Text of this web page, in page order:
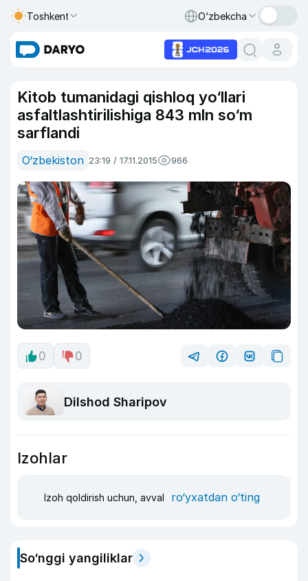
Toshkent O‘zbekcha
Kitob tumanidagi qishloq yo‘llari
asfaltlashtirilishiga 843 mln so‘m
sarflandi
O‘zbekiston 23:19 / 17.11.2015 966
0 0
Dilshod Sharipov
Izohlar
Izoh qoldirish uchun, avval ro‘yxatdan o‘ting
So‘nggi yangiliklar